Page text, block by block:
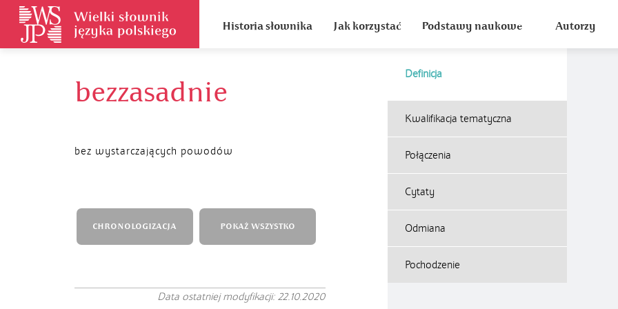
Historia słownika Jak korzystać Podstawy naukowe Autorzy
bezzasadnie
Definicja
bez wystarczających powodów
Kwalifikacja tematyczna
Połączenia
Cytaty
Odmiana
Pochodzenie
CHRONOLOGIZACJA POKAŻ WSZYSTKO
Data ostatniej modyfikacji: 22.10.2020